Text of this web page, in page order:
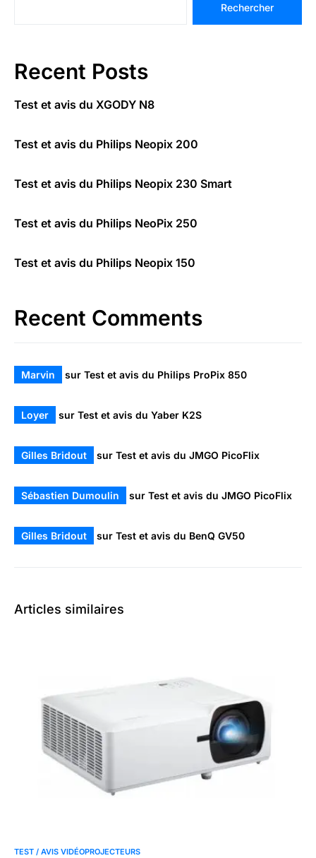
Rechercher
Recent Posts
Test et avis du XGODY N8
Test et avis du Philips Neopix 200
Test et avis du Philips Neopix 230 Smart
Test et avis du Philips NeoPix 250
Test et avis du Philips Neopix 150
Recent Comments
Marvin sur Test et avis du Philips ProPix 850
Loyer sur Test et avis du Yaber K2S
Gilles Bridout sur Test et avis du JMGO PicoFlix
Sébastien Dumoulin sur Test et avis du JMGO PicoFlix
Gilles Bridout sur Test et avis du BenQ GV50
Articles similaires
TEST / AVIS VIDÉOPROJECTEURS